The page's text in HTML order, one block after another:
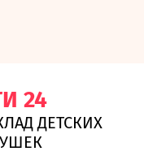
24
ДЕТСКИХ